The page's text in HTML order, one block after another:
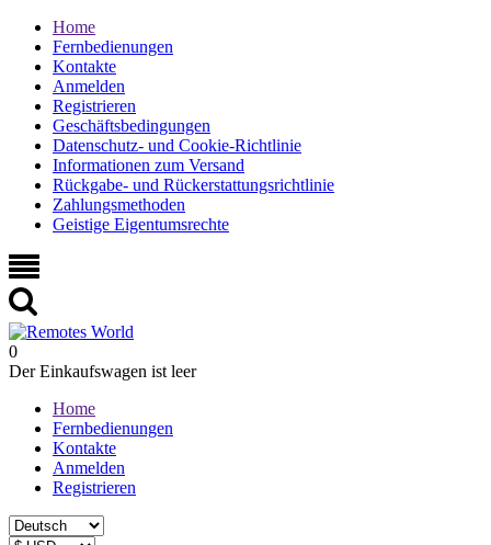
Home
Fernbedienungen
Kontakte
Anmelden
Registrieren
Geschäftsbedingungen
Datenschutz- und Cookie-Richtlinie
Informationen zum Versand
Rückgabe- und Rückerstattungsrichtlinie
Zahlungsmethoden
Geistige Eigentumsrechte
0
Der Einkaufswagen ist leer
Home
Fernbedienungen
Kontakte
Anmelden
Registrieren